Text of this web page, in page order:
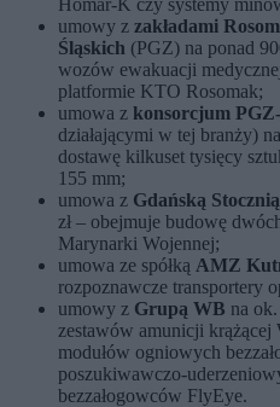
Homar-K czy systemy
umowy z zakładami
Śląskich (PGZ) na ponad
wozów ewakuacji
platformie KTO Rosomak;
umowa z konsorcjum
działającymi w tej branży)
dostawę kilkuset tysięcy
155 mm;
umowa z Gdańską
zł – obejmuje budowę
Marynarki Wojennej;
umowa ze spółką AMZ
rozpoznawcze transportery
umowy z Grupą WB na
zestawów amunicji krążącej
modułów ogniowych
poszukiwawczo-
bezzałogowców FlyEye.